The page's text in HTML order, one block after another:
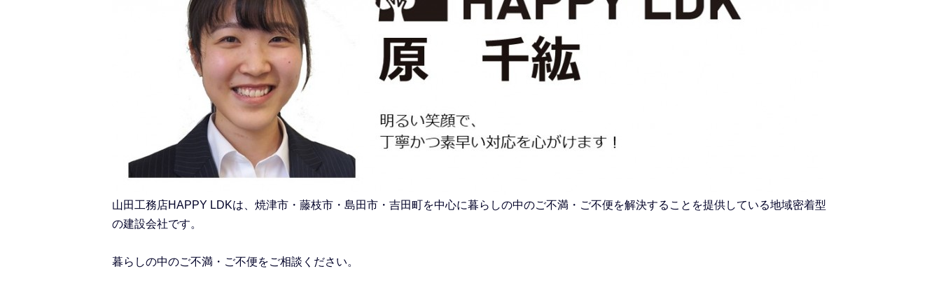
山田工務店HAPPY LDKは、焼津市・藤枝市・島田市・吉田町を中心に暮らしの中のご不満・ご不便を解決することを提供している地域密着型
の建設会社です。
暮らしの中のご不満・ご不便をご相談ください。